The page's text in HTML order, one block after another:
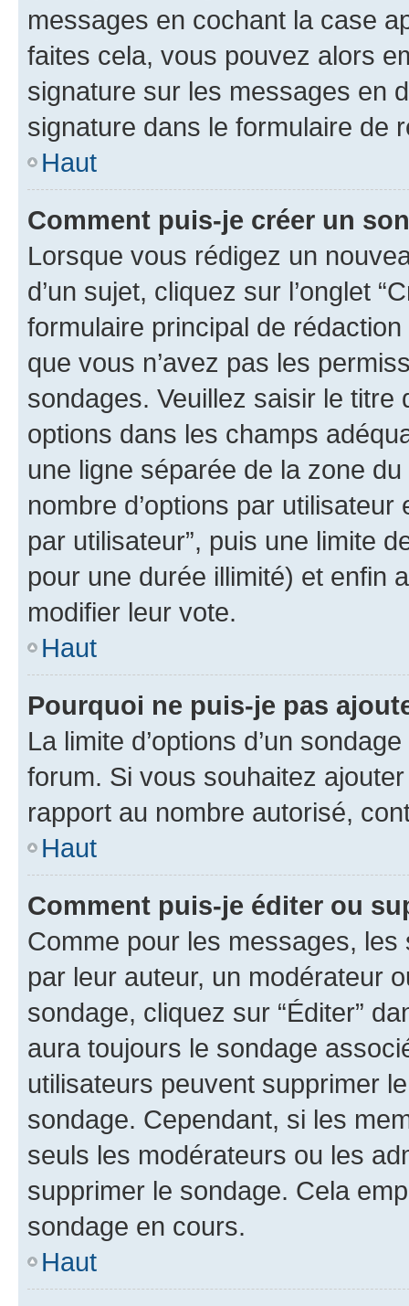
messages en cochant la case
faites cela, vous pouvez alors
signature sur les messages en
signature dans le formulaire de
Haut
Comment puis-je créer un
Lorsque vous rédigez un
d’un sujet, cliquez sur l’onglet
formulaire principal de
que vous n’avez pas les
sondages. Veuillez saisir le
options dans les champs
une ligne séparée de la zone
nombre d’options par
par utilisateur”, puis une limite
pour une durée illimité) et enfin
modifier leur vote.
Haut
Pourquoi ne puis-je pas
La limite d’options d’un
forum. Si vous souhaitez
rapport au nombre autorisé,
Haut
Comment puis-je éditer ou
Comme pour les messages,
par leur auteur, un modérateur
sondage, cliquez sur “Éditer”
aura toujours le sondage
utilisateurs peuvent supprimer
sondage. Cependant, si les
seuls les modérateurs ou les
supprimer le sondage. Cela
sondage en cours.
Haut